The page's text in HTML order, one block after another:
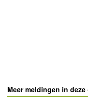
Meer meldingen in